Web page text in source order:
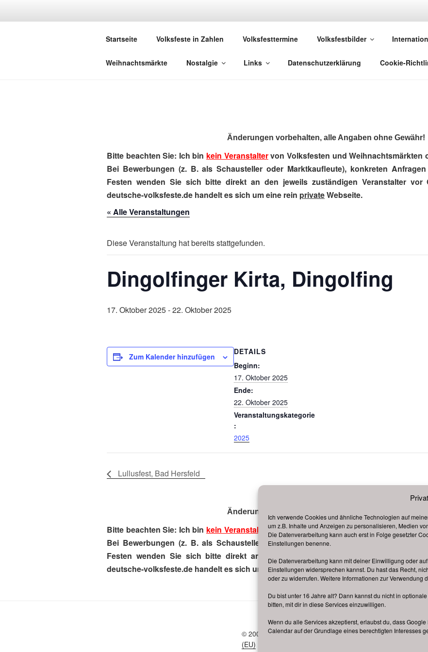
Ich verwende Cookies und ähnliche Technologien auf
um z.B. Inhalte und Anzeigen zu personalisieren, Medien
Die Datenverarbeitung kann auch erst in Folge gesetzter
Einstellungen benenne.
Die Datenverarbeitung kann mit deiner Einwilligung oder
Einstellungen widersprechen kannst. Du hast das Recht,
oder zu widerrufen. Weitere Informationen zur Verwendung
Du bist unter 16 Jahre alt? Dann kannst du nicht in
bitten, mit dir in diese Services einzuwilligen.
Wenn du alle Services akzeptierst, erlaubst du, dass
Calendar auf der Grundlage eines berechtigten Interesses
DEUTSCHE VOLKSFESTE
Startseite Volksfeste in Zahlen Volksfesttermine Volksfestbilder
Weihnachtsmärkte Nostalgie Links Datenschutzerklärung Cookie-
Änderungen vorbehalten, alle Angaben ohne Gewähr!
Bitte beachten Sie: Ich bin kein Veranstaltervon Volksfesten und Weihnachtsmärkten
Bei Bewerbungen (z. B. als Schausteller oder Marktkaufleute), konkreten
Festen wenden Sie sich bitte direkt an den jeweils zuständigen Veranstalter vor
deutsche-volksfeste.de handelt es sich um eine rein privateWebseite.
« Alle Veranstaltungen
Diese Veranstaltung hat bereits stattgefunden.
Dingolfinger Kirta, Dingolfing
17. Oktober 2025-22. Oktober 2025
Zum Kalender hinzufügen
DETAILS
Beginn:
17. Oktober 2025
Ende:
22. Oktober 2025
Veranstaltungskategorie
:
2025
Lullusfest, Bad Hersfeld
Änderungen vorbehalten, alle Angaben ohne Gewähr!
Bitte beachten Sie: Ich bin kein Veranstaltervon Volksfesten und Weihnachtsmärkten
Bei Bewerbungen (z. B. als Schausteller oder Marktkaufleute), konkreten
Festen wenden Sie sich bitte direkt an den jeweils zuständigen Veranstalter vor
deutsche-volksfeste.de handelt es sich um eine reinprivateWebseite.
© 2009 – 2026deutsche-volksfeste.de,
(EU)